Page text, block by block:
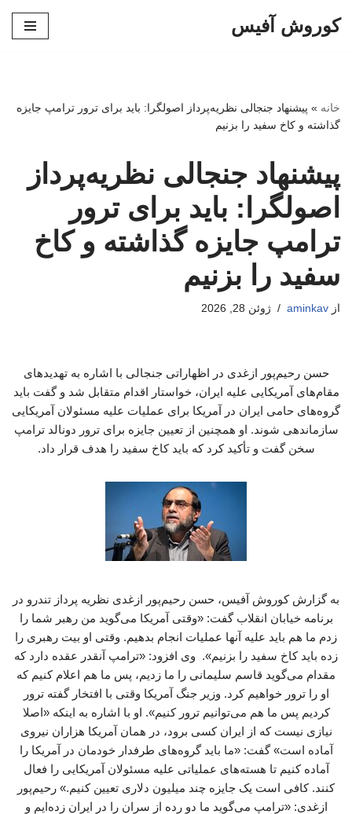
کوروش آفیس
خانه » پیشنهاد جنجالی نظریه‌پرداز اصولگرا: باید برای ترور ترامپ جایزه
گذاشته و کاخ سفید را بزنیم
پیشنهاد جنجالی نظریه‌پرداز
اصولگرا: باید برای ترور
ترامپ جایزه گذاشته و کاخ
سفید را بزنیم
از aminkav ژوئن 28, 2026
حسن رحیم‌پور ازغدی در اظهاراتی جنجالی با اشاره به تهدیدهای
مقام‌های آمریکایی علیه ایران، خواستار اقدام متقابل شد و گفت باید
گروه‌های حامی ایران در آمریکا برای عملیات علیه مسئولان آمریکایی
سازماندهی شوند. او همچنین از تعیین جایزه برای ترور دونالد ترامپ
سخن گفت و تأکید کرد که باید کاخ سفید را هدف قرار داد.
به گزارش کوروش آفیس، حسن رحیم‌پور ازغدی نظریه پرداز تندرو در
برنامه خیابان انقلاب گفت: «وقتی آمریکا می‌گوید من رهبر شما را
زدم ما هم باید علیه آنها عملیات انجام بدهیم. وقتی او بیت رهبری را
زده باید کاخ سفید را بزنیم». وی افزود: «ترامپ آنقدر عقده دارد که
مقدام می‌گوید قاسم سلیمانی را ما زدیم، پس ما هم اعلام کنیم که
او را ترور خواهیم کرد. وزیر جنگ آمریکا وقتی با افتخار گفته ترور
کردیم پس ما هم می‌توانیم ترور کنیم». او با اشاره به اینکه «اصلا
نیازی نیست که از ایران کسی برود، در همان آمریکا هزاران نیروی
آماده است» گفت: «ما باید گروه‌های طرفدار خودمان در آمریکا را
آماده کنیم تا هسته‌های عملیاتی علیه مسئولان آمریکایی را فعال
کنند. کافی است یک جایزه چند میلیون دلاری تعیین کنیم.» رحیم‌پور
ازغدی: «ترامپ می‌گوید ما دو رده از سران را در ایران زده‌ایم و